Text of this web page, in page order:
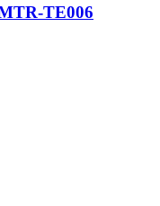
TE006